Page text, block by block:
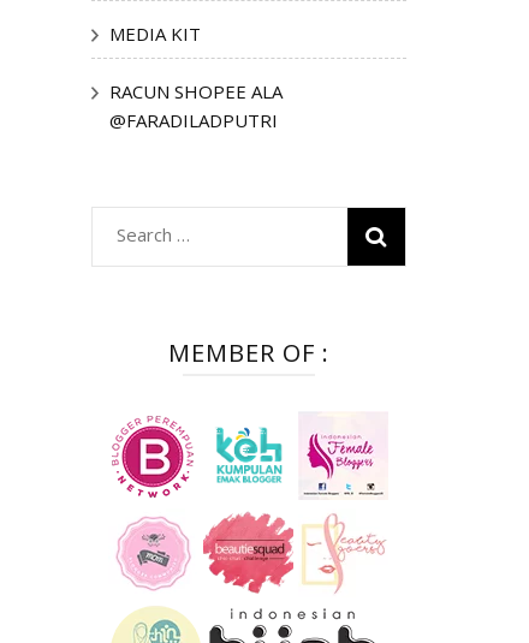
MEDIA KIT
RACUN SHOPEE ALA
@FARADILADPUTRI
Search
for:
MEMBER OF :